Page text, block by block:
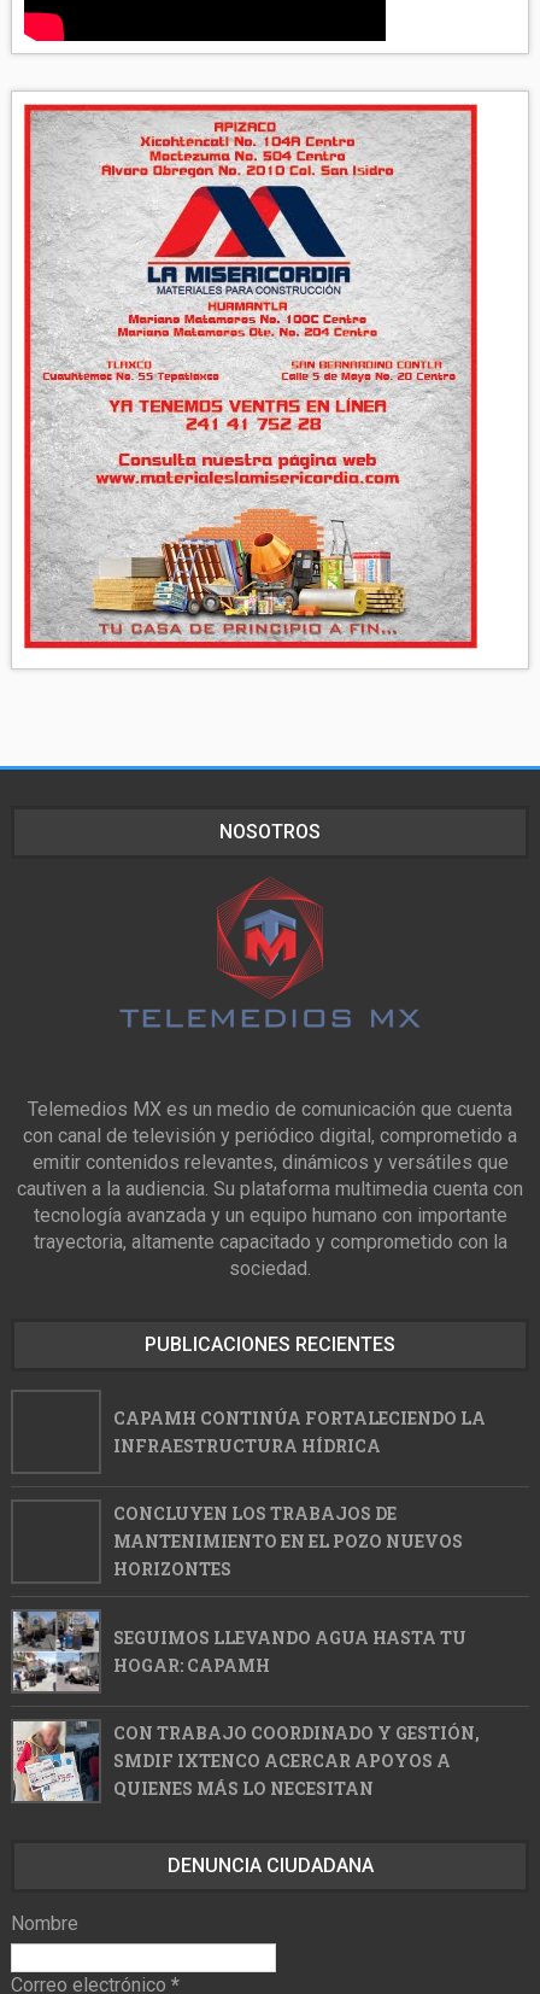
NOSOTROS
Telemedios MX es un medio de comunicación que cuenta
con canal de televisión y periódico digital, comprometido a
emitir contenidos relevantes, dinámicos y versátiles que
cautiven a la audiencia. Su plataforma multimedia cuenta con
tecnología avanzada y un equipo humano con importante
trayectoria, altamente capacitado y comprometido con la
sociedad.
PUBLICACIONES RECIENTES
CAPAMH CONTINÚA FORTALECIENDO LA
INFRAESTRUCTURA HÍDRICA
CONCLUYEN LOS TRABAJOS DE
MANTENIMIENTO EN EL POZO NUEVOS
HORIZONTES
SEGUIMOS LLEVANDO AGUA HASTA TU
HOGAR: CAPAMH
CON TRABAJO COORDINADO Y GESTIÓN,
SMDIF IXTENCO ACERCAR APOYOS A
QUIENES MÁS LO NECESITAN
DENUNCIA CIUDADANA
Nombre
Correo electrónico *